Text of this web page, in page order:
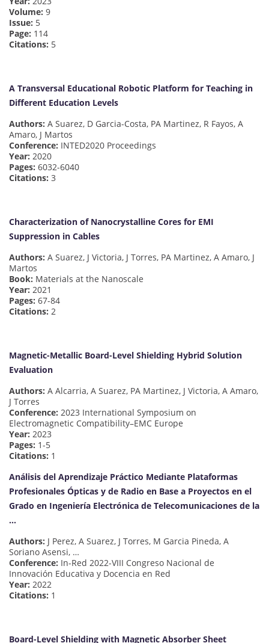
Volume: 9
Issue: 5
Page: 114
Citations: 5
A Transversal Educational Robotic Platform for Teaching in
Different Education Levels
Authors: A Suarez, D Garcia-Costa, PA Martinez, R Fayos, A
Amaro, J Martos
Conference: INTED2020 Proceedings
Year: 2020
Pages: 6032-6040
Citations: 3
Characterization of Nanocrystalline Cores for EMI
Suppression in Cables
Authors: A Suarez, J Victoria, J Torres, PA Martinez, A Amaro, J
Martos
Book: Materials at the Nanoscale
Year: 2021
Pages: 67-84
Citations: 2
Magnetic-Metallic Board-Level Shielding Hybrid Solution
Evaluation
Authors: A Alcarria, A Suarez, PA Martinez, J Victoria, A Amaro,
J Torres
Conference: 2023 International Symposium on
Electromagnetic Compatibility–EMC Europe
Year: 2023
Pages: 1-5
Citations: 1
Análisis del Aprendizaje Práctico Mediante Plataformas
Profesionales Ópticas y de Radio en Base a Proyectos en el
Grado en Ingeniería Electrónica de Telecomunicaciones de la
…
Authors: J Perez, A Suarez, J Torres, M Garcia Pineda, A
Soriano Asensi, …
Conference: In-Red 2022-VIII Congreso Nacional de
Innovación Educativa y Docencia en Red
Year: 2022
Citations: 1
Board-Level Shielding with Magnetic Absorber Sheet